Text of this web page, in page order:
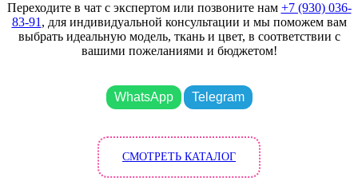
Переходите в чат с экспертом или позвоните нам +7 (930) 036-
83-91 , для индивидуальной консультации и мы поможем вам
выбрать идеальную модель, ткань и цвет, в соответствии с
вашими пожеланиями и бюджетом!
WhatsApp Telegram
СМОТРЕТЬ КАТАЛОГ